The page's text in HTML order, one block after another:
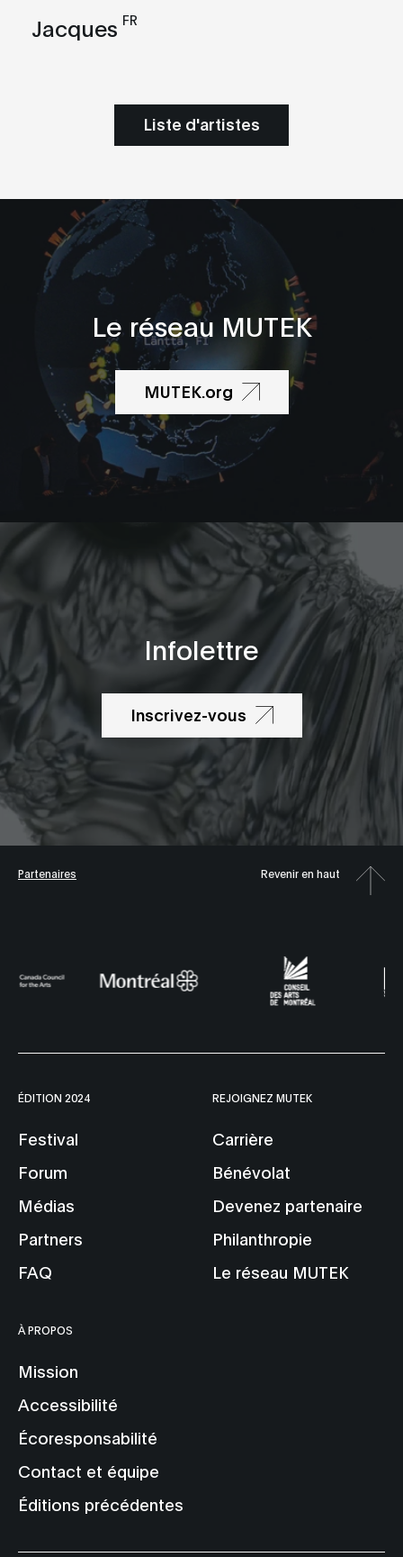
Jacques FR
Liste d'artistes
Le réseau MUTEK
MUTEK.org
Infolettre
Inscrivez-vous
Partenaires Revenir en haut
ÉDITION 2024
Festival
Forum
Médias
Partners
FAQ
REJOIGNEZ MUTEK
Carrière
Bénévolat
Devenez partenaire
Philanthropie
Le réseau MUTEK
À PROPOS
Mission
Accessibilité
Écoresponsabilité
Contact et équipe
Éditions précédentes